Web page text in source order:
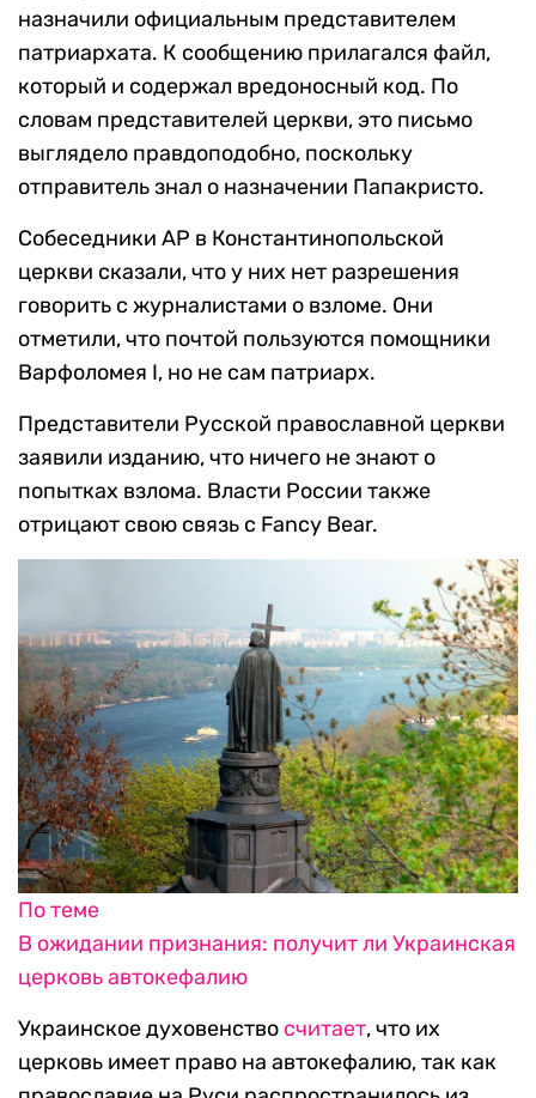
назначили официальным представителем
патриархата. К сообщению прилагался файл,
который и содержал вредоносный код. По
словам представителей церкви, это письмо
выглядело правдоподобно, поскольку
отправитель знал о назначении Папакристо.
Собеседники AP в Константинопольской
церкви сказали, что у них нет разрешения
говорить с журналистами о взломе. Они
отметили, что почтой пользуются помощники
Варфоломея I, но не сам патриарх.
Представители Русской православной церкви
заявили изданию, что ничего не знают о
попытках взлома. Власти России также
отрицают свою связь с Fancy Bear.
По теме
В ожидании признания: получит ли Украинская
церковь автокефалию
Украинское духовенство считает, что их
церковь имеет право на автокефалию, так как